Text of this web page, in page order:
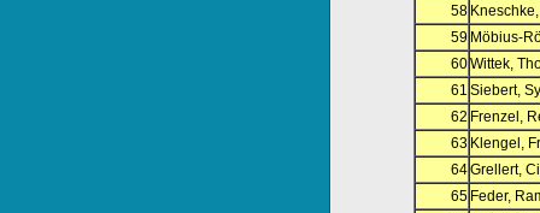
58
59 Möbius-
60Wittek,
61 Siebert,
62 Frenzel,
63 Klengel,
64Grellert,
65 Feder,